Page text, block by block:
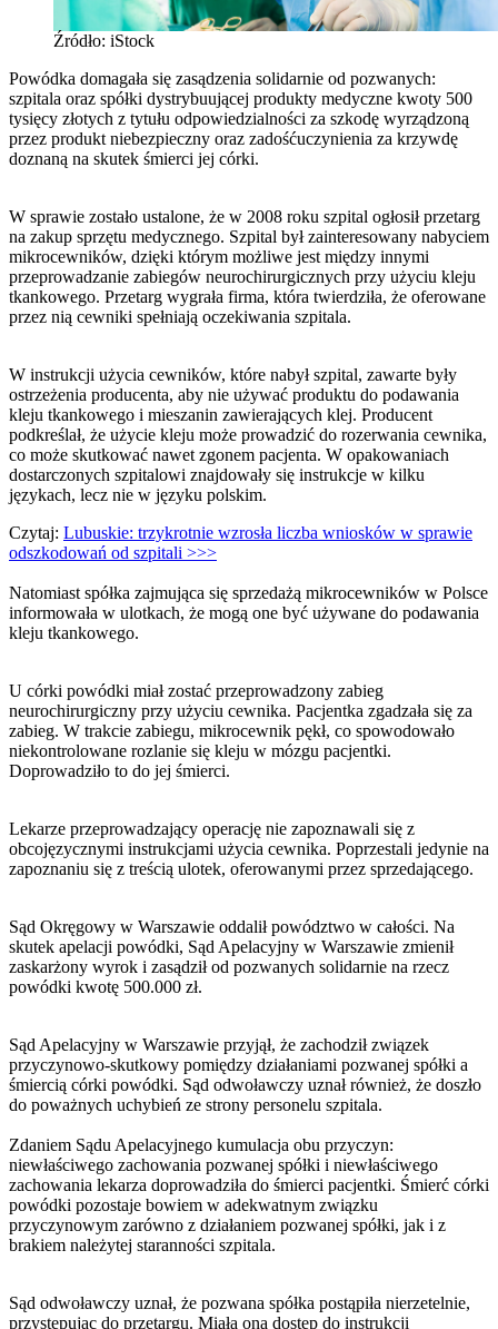
Źródło: iStock
Powódka domagała się zasądzenia solidarnie od pozwanych:
szpitala oraz spółki dystrybuującej produkty medyczne kwoty 500
tysięcy złotych z tytułu odpowiedzialności za szkodę wyrządzoną
przez produkt niebezpieczny oraz zadośćuczynienia za krzywdę
doznaną na skutek śmierci jej córki.
W sprawie zostało ustalone, że w 2008 roku szpital ogłosił przetarg
na zakup sprzętu medycznego. Szpital był zainteresowany nabyciem
mikrocewników, dzięki którym możliwe jest między innymi
przeprowadzanie zabiegów neurochirurgicznych przy użyciu kleju
tkankowego. Przetarg wygrała firma, która twierdziła, że oferowane
przez nią cewniki spełniają oczekiwania szpitala.
W instrukcji użycia cewników, które nabył szpital, zawarte były
ostrzeżenia producenta, aby nie używać produktu do podawania
kleju tkankowego i mieszanin zawierających klej. Producent
podkreślał, że użycie kleju może prowadzić do rozerwania cewnika,
co może skutkować nawet zgonem pacjenta. W opakowaniach
dostarczonych szpitalowi znajdowały się instrukcje w kilku
językach, lecz nie w języku polskim.
Czytaj: Lubuskie: trzykrotnie wzrosła liczba wniosków w sprawie
odszkodowań od szpitali >>>
Natomiast spółka zajmująca się sprzedażą mikrocewników w Polsce
informowała w ulotkach, że mogą one być używane do podawania
kleju tkankowego.
U córki powódki miał zostać przeprowadzony zabieg
neurochirurgiczny przy użyciu cewnika. Pacjentka zgadzała się za
zabieg. W trakcie zabiegu, mikrocewnik pękł, co spowodowało
niekontrolowane rozlanie się kleju w mózgu pacjentki.
Doprowadziło to do jej śmierci.
Lekarze przeprowadzający operację nie zapoznawali się z
obcojęzycznymi instrukcjami użycia cewnika. Poprzestali jedynie na
zapoznaniu się z treścią ulotek, oferowanymi przez sprzedającego.
Sąd Okręgowy w Warszawie oddalił powództwo w całości. Na
skutek apelacji powódki, Sąd Apelacyjny w Warszawie zmienił
zaskarżony wyrok i zasądził od pozwanych solidarnie na rzecz
powódki kwotę 500.000 zł.
Sąd Apelacyjny w Warszawie przyjął, że zachodził związek
przyczynowo-skutkowy pomiędzy działaniami pozwanej spółki a
śmiercią córki powódki. Sąd odwoławczy uznał również, że doszło
do poważnych uchybień ze strony personelu szpitala.
Zdaniem Sądu Apelacyjnego kumulacja obu przyczyn:
niewłaściwego zachowania pozwanej spółki i niewłaściwego
zachowania lekarza doprowadziła do śmierci pacjentki. Śmierć córki
powódki pozostaje bowiem w adekwatnym związku
przyczynowym zarówno z działaniem pozwanej spółki, jak i z
brakiem należytej staranności szpitala.
Sąd odwoławczy uznał, że pozwana spółka postąpiła nierzetelnie,
przystępując do przetargu. Miała ona dostęp do instrukcji